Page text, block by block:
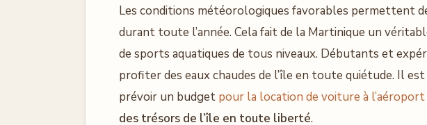
Les conditions météorologiques favorables permettent
durant toute l’année. Cela fait de la Martinique un
de sports aquatiques de tous niveaux. Débutants et
profiter des eaux chaudes de l’île en toute quiétude. Il
prévoir un budget pour la location de voiture à
des trésors de l’île en toute liberté.